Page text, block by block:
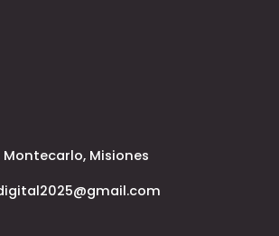
Montecarlo, Misiones